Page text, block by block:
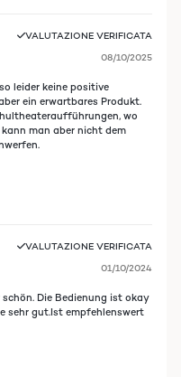
VALUTAZIONE VERIFICATA
08/10/2025
leider keine positive
ein erwartbares Produkt.
wo
man aber nicht dem
VALUTAZIONE VERIFICATA
01/10/2024
Die Bedienung ist okay
sehr gut.Ist empfehlenswert